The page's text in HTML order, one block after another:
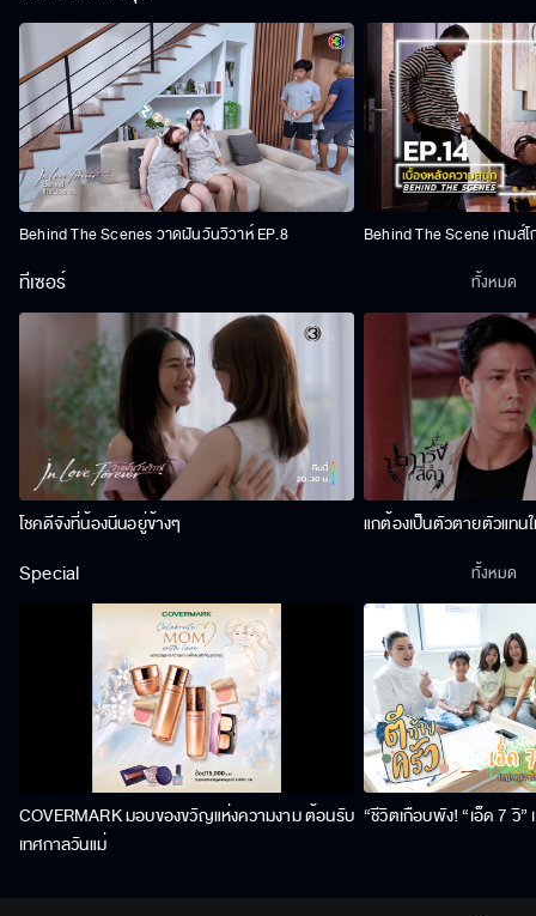
Behind The Scenes วาดฝันวันวิวาห์ EP.8 Behind The Scene เกมส์
ทีเซอร์
โชคดีจังที่น้องนีนอยู่ข้างๆ แกต้องเป็นตัวตายตัวแทน
ทั้งหมด
Special
COVERMARK มอบของขวัญแห่งความงาม ต้อนรับ
เทศกาลวันแม่
“ชีวิตเกือบพัง! “เอ็ด 7 วิ
ทั้งหมด